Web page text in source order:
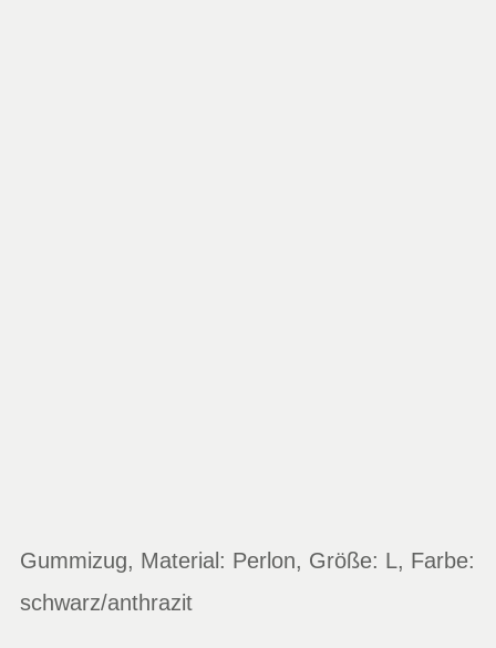
Gummizug, Material: Perlon, Größe: L, Farbe:
schwarz/anthrazit